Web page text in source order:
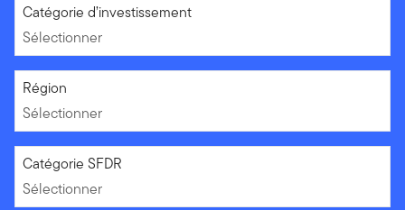
Sélectionner
Catégorie d’investissement
Sélectionner
Sélectionner
Région
Sélectionner
Sélectionner
Catégorie SFDR
Sélectionner